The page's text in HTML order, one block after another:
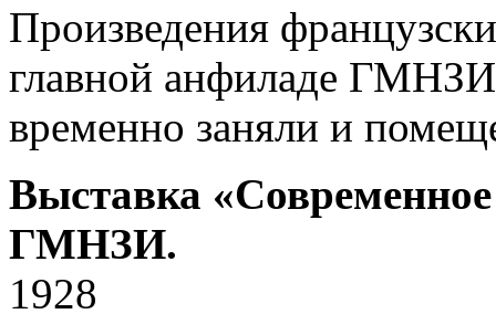
Произведения
главной анфиладе
временно заняли и
Выставка «Современное
ГМНЗИ.
1928